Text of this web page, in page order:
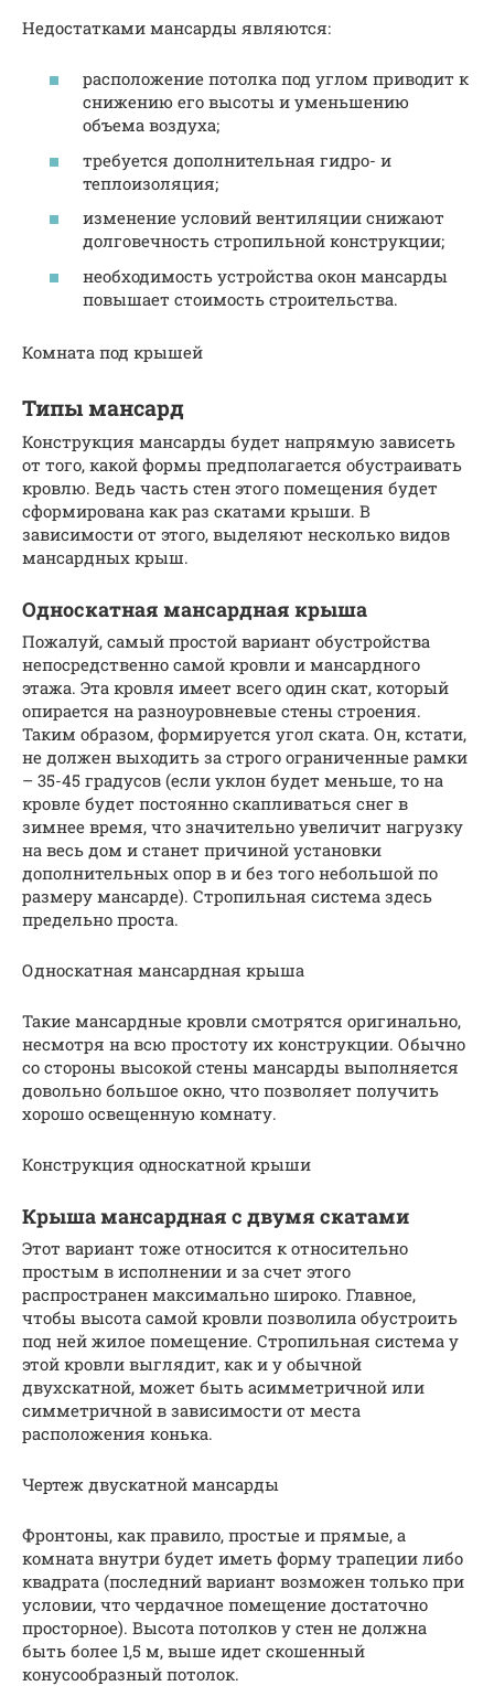
Недостатками мансарды являются:
расположение потолка под углом приводит к
снижению его высоты и уменьшению
объема воздуха;
требуется дополнительная гидро- и
теплоизоляция;
изменение условий вентиляции снижают
долговечность стропильной конструкции;
необходимость устройства окон мансарды
повышает стоимость строительства.
Комната под крышей
Типы мансард
Конструкция мансарды будет напрямую зависеть
от того, какой формы предполагается обустраивать
кровлю. Ведь часть стен этого помещения будет
сформирована как раз скатами крыши. В
зависимости от этого, выделяют несколько видов
мансардных крыш.
Односкатная мансардная крыша
Пожалуй, самый простой вариант обустройства
непосредственно самой кровли и мансардного
этажа. Эта кровля имеет всего один скат, который
опирается на разноуровневые стены строения.
Таким образом, формируется угол ската. Он, кстати,
не должен выходить за строго ограниченные рамки
– 35-45 градусов (если уклон будет меньше, то на
кровле будет постоянно скапливаться снег в
зимнее время, что значительно увеличит нагрузку
на весь дом и станет причиной установки
дополнительных опор в и без того небольшой по
размеру мансарде). Стропильная система здесь
предельно проста.
Односкатная мансардная крыша
Такие мансардные кровли смотрятся оригинально,
несмотря на всю простоту их конструкции. Обычно
со стороны высокой стены мансарды выполняется
довольно большое окно, что позволяет получить
хорошо освещенную комнату.
Конструкция односкатной крыши
Крыша мансардная с двумя скатами
Этот вариант тоже относится к относительно
простым в исполнении и за счет этого
распространен максимально широко. Главное,
чтобы высота самой кровли позволила обустроить
под ней жилое помещение. Стропильная система у
этой кровли выглядит, как и у обычной
двухскатной, может быть асимметричной или
симметричной в зависимости от места
расположения конька.
Чертеж двускатной мансарды
Фронтоны, как правило, простые и прямые, а
комната внутри будет иметь форму трапеции либо
квадрата (последний вариант возможен только при
условии, что чердачное помещение достаточно
просторное). Высота потолков у стен не должна
быть более 1,5 м, выше идет скошенный
конусообразный потолок.